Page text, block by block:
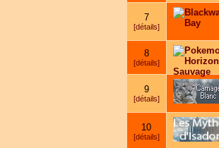
7
[détails]
8
[détails]
9
[détails]
10
[détails]